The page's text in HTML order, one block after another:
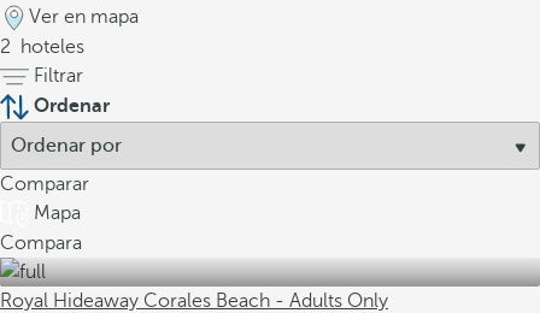
Ver en mapa
2
hoteles
Filtrar
Ordenar
Comparar
Mapa
Compara
Royal Hideaway Corales Beach - Adults Only